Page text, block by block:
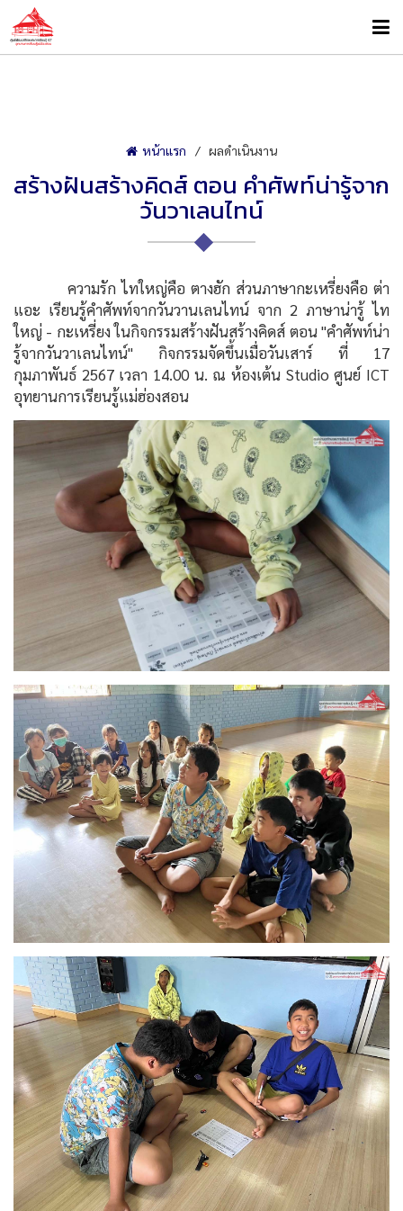
หน้าแรก ผลดำเนินงาน
สร้างฝันสร้างคิดส์ ตอน คำศัพท์น่ารู้จาก
วันวาเลนไทน์
ความรัก ไทใหญ่คือ ตางฮัก ส่วนภาษากะเหรี่ยงคือ ต่า
แอะ เรียนรู้คำศัพท์จากวันวานเลนไทน์ จาก 2 ภาษาน่ารู้ ไท
ใหญ่ - กะเหรี่ยง ในกิจกรรมสร้างฝันสร้างคิดส์ ตอน "คำศัพท์น่า
รู้จากวันวาเลนไทน์" กิจกรรมจัดขึ้นเมื่อวันเสาร์ ที่ 17
กุมภาพันธ์ 2567 เวลา 14.00 น. ณ ห้องเต้น Studio ศูนย์ ICT
อุทยานการเรียนรู้แม่ฮ่องสอน